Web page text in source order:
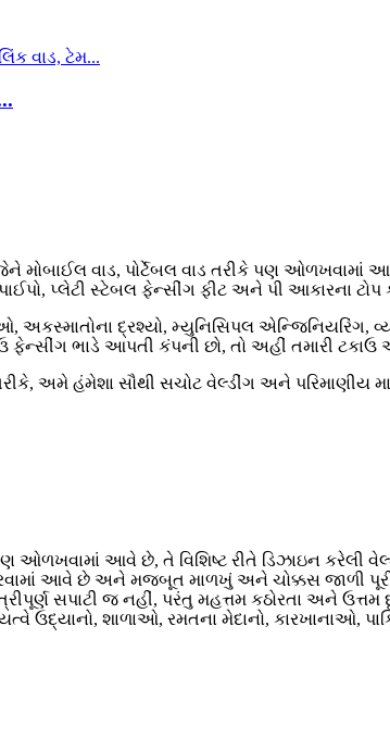
મોબાઈલ વાડ, પોર્ટેબલ વાડ તરીકે પણ
પ્લેટી સ્ટેબલ ફેન્સીંગ ફીટ અને પી આકારના ટોપ
દ્રશ્યો, મ્યુનિસિપલ એન્જિનિયરિંગ,
ભાડે આપતી કંપની છો, તો અહીં તમારી ટકાઉ
અમે હંમેશા સૌથી સચોટ વેલ્ડીંગ અને
ઓળખવામાં આવે છે, તે વિશિષ્ટ રીતે ડિઝાઇન કરેલી
આવે છે અને મજબૂત માળખું અને ચોક્કસ જાળી પૂરી
સપાટી જ નહીં, પરંતુ મહત્તમ કઠોરતા અને
ઉદ્યાનો, શાળાઓ, રમતના મેદાનો, કારખાનાઓ,